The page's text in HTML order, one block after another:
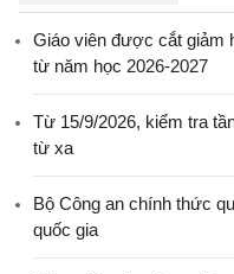
Giáo viên được cắt giảm
từ năm học 2026-2027
Từ 15/9/2026, kiểm tra
từ xa
Bộ Công an chính thức
quốc gia